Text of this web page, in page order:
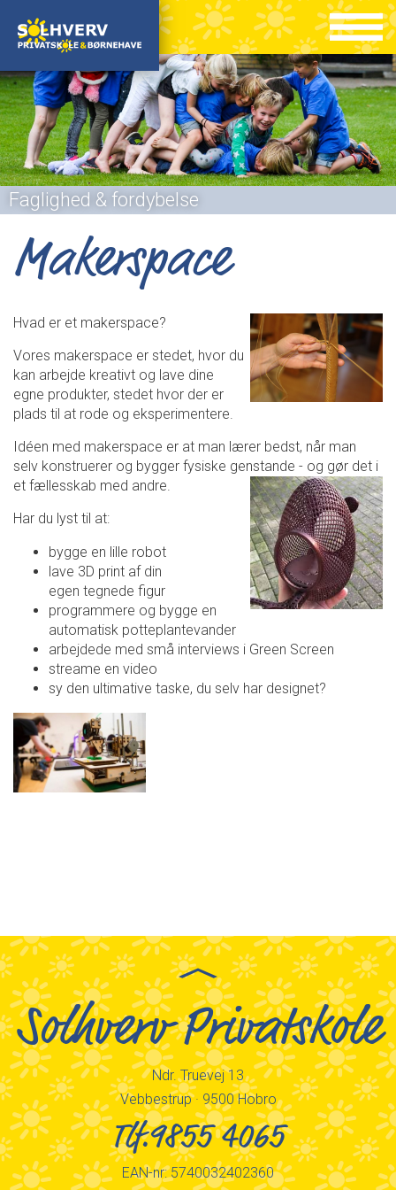
Faglighed & fordybelse
Makerspace
Hvad er et makerspace?
Vores makerspace er stedet, hvor du
kan arbejde kreativt og lave dine
egne produkter, stedet hvor der er
plads til at rode og eksperimentere.
Idéen med makerspace er at man lærer bedst, når man
selv konstruerer og bygger fysiske genstande - og gør det i
et fællesskab med andre.
Har du lyst til at:
bygge en lille robot
lave 3D print af din
egen tegnede figur
programmere og bygge en
automatisk potteplantevander
arbejdede med små interviews i Green Screen
streame en video
sy den ultimative taske, du selv har designet?
Solhverv Privatskole
Ndr. Truevej 13
Vebbestrup · 9500 Hobro
Tlf.9855 4065
EAN-nr: 5740032402360